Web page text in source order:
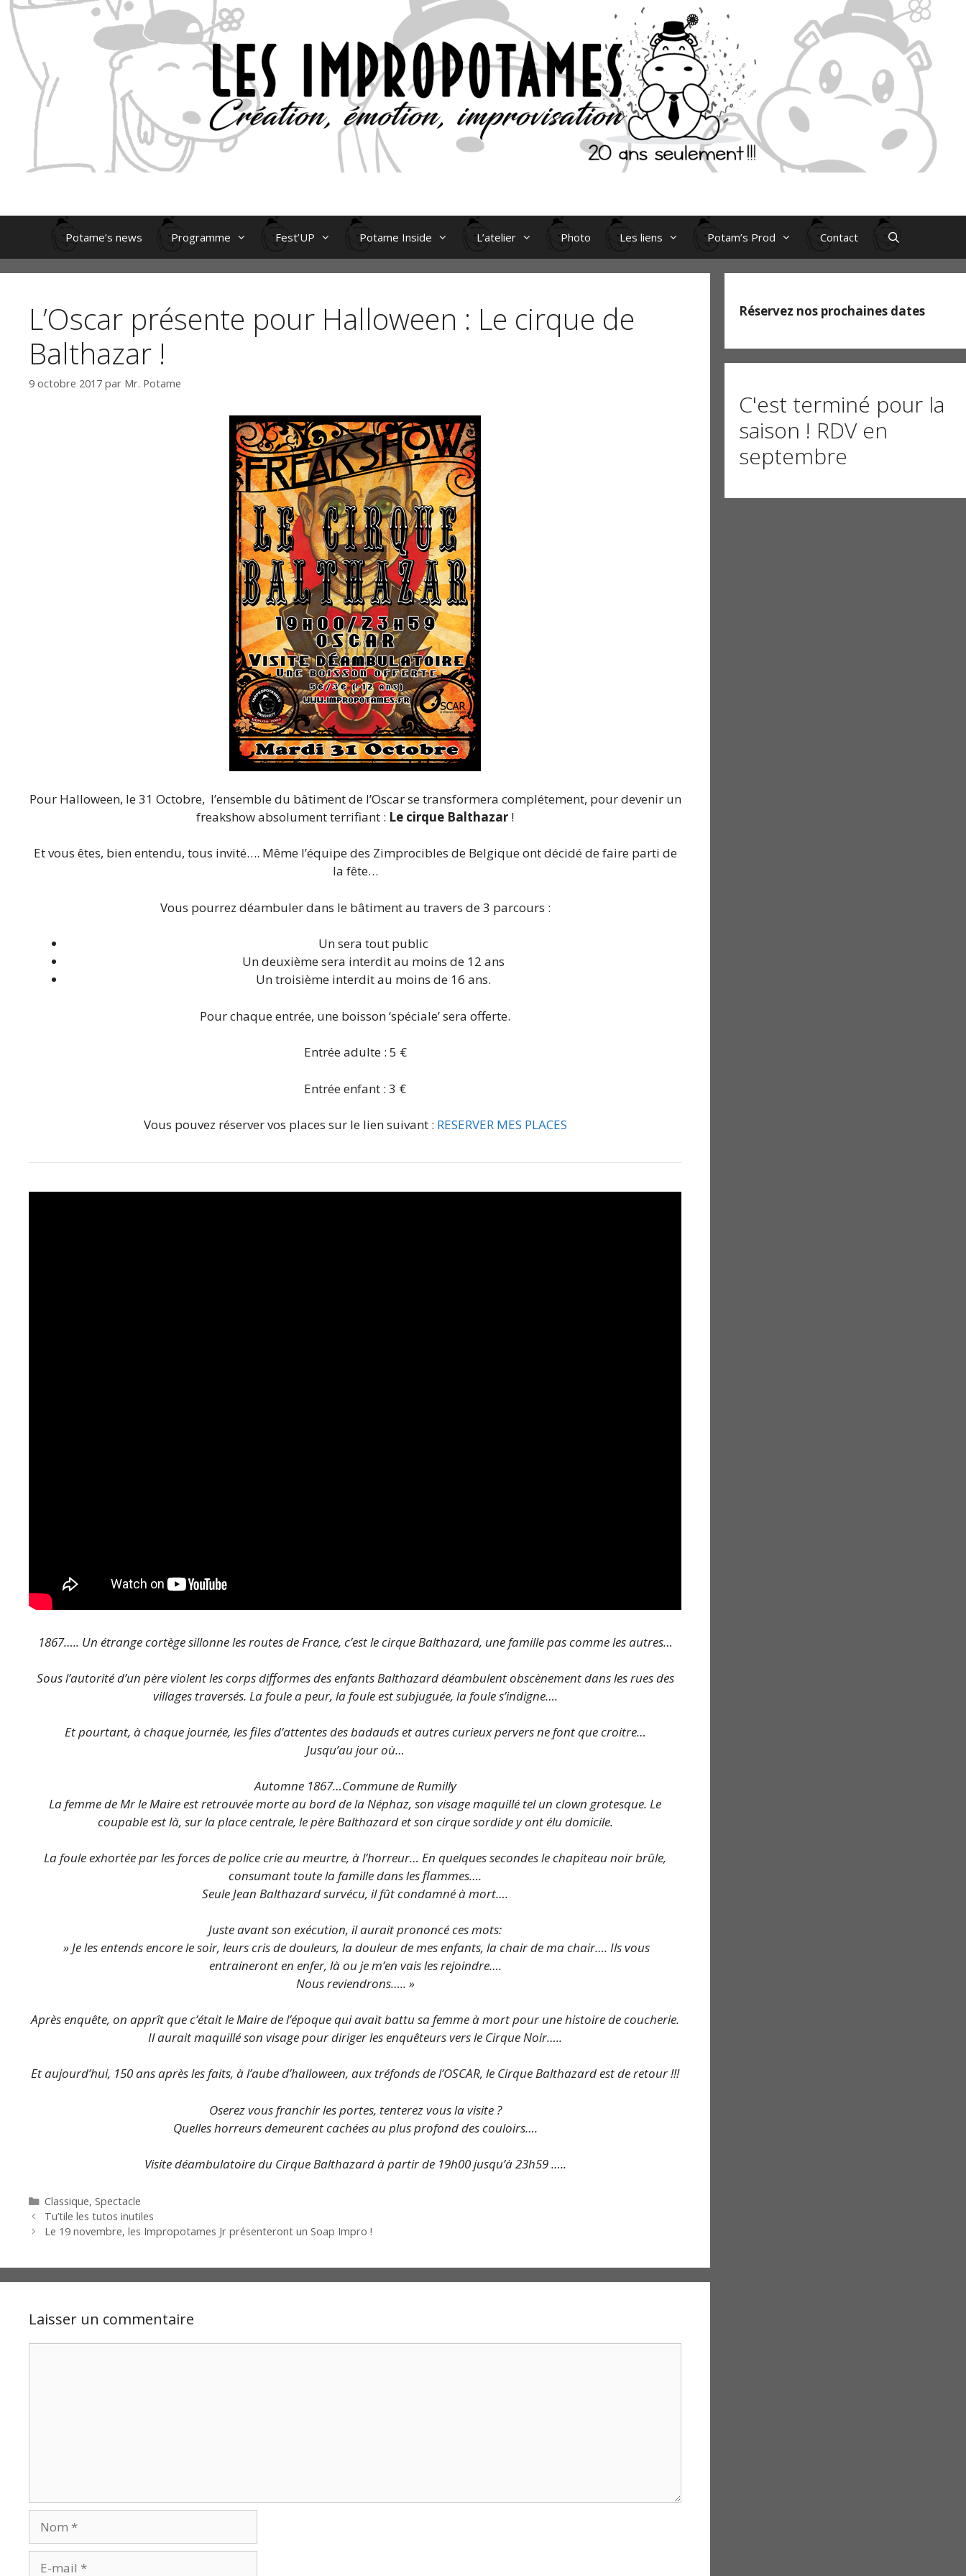
Aller
au
contenu
Potame’s news Programme Fest’UP Potame Inside L’atelier Photo Les liens Potam’s Prod Contact
L’Oscar présente pour Halloween : Le cirque de
Balthazar !
9 octobre 2017 par Mr. Potame
Pour Halloween, le 31 Octobre, l’ensemble du bâtiment de l’Oscar se transformera complétement, pour devenir un
freakshow absolument terrifiant : Le cirque Balthazar !
Et vous êtes, bien entendu, tous invité…. Même l’équipe des Zimprocibles de Belgique ont décidé de faire parti de
la fête…
Vous pourrez déambuler dans le bâtiment au travers de 3 parcours :
Un sera tout public
Un deuxième sera interdit au moins de 12 ans
Un troisième interdit au moins de 16 ans.
Pour chaque entrée, une boisson ‘spéciale’ sera offerte.
Entrée adulte : 5 €
Entrée enfant : 3 €
Vous pouvez réserver vos places sur le lien suivant : RESERVER MES PLACES
1867….. Un étrange cortège sillonne les routes de France, c’est le cirque Balthazard, une famille pas comme les autres…
Sous l’autorité d’un père violent les corps difformes des enfants Balthazard déambulent obscènement dans les rues des
villages traversés. La foule a peur, la foule est subjuguée, la foule s’indigne….
Et pourtant, à chaque journée, les files d’attentes des badauds et autres curieux pervers ne font que croitre…
Jusqu’au jour où…
Automne 1867…Commune de Rumilly
La femme de Mr le Maire est retrouvée morte au bord de la Néphaz, son visage maquillé tel un clown grotesque. Le
coupable est là, sur la place centrale, le père Balthazard et son cirque sordide y ont élu domicile.
La foule exhortée par les forces de police crie au meurtre, à l’horreur… En quelques secondes le chapiteau noir brûle,
consumant toute la famille dans les flammes….
Seule Jean Balthazard survécu, il fût condamné à mort….
Juste avant son exécution, il aurait prononcé ces mots:
» Je les entends encore le soir, leurs cris de douleurs, la douleur de mes enfants, la chair de ma chair…. Ils vous
entraineront en enfer, là ou je m’en vais les rejoindre….
Nous reviendrons….. »
Après enquête, on apprît que c’était le Maire de l’époque qui avait battu sa femme à mort pour une histoire de coucherie.
Il aurait maquillé son visage pour diriger les enquêteurs vers le Cirque Noir…..
Et aujourd’hui, 150 ans après les faits, à l’aube d’halloween, aux tréfonds de l’OSCAR, le Cirque Balthazard est de retour !!!
Oserez vous franchir les portes, tenterez vous la visite ?
Quelles horreurs demeurent cachées au plus profond des couloirs….
Visite déambulatoire du Cirque Balthazard à partir de 19h00 jusqu’à 23h59 …..
Catégories
Classique, Spectacle
Tu’tile les tutos inutiles
Le 19 novembre, les Impropotames Jr présenteront un Soap Impro !
Laisser un commentaire
Réservez nos prochaines dates
C'est terminé pour la
saison ! RDV en
septembre